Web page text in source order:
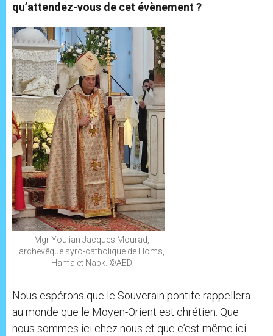
qu’attendez-vous de cet évènement ?
Mgr Youlian Jacques Mourad,
archevêque syro-catholique de Homs,
Hama et Nabk. ©AED
Nous espérons que le Souverain pontife rappellera
au monde que le Moyen-Orient est chrétien. Que
nous sommes ici chez nous et que c’est même ici